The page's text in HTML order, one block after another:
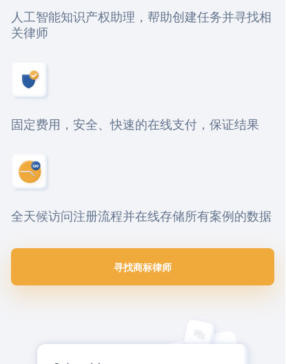
人工智能知识产权助理，帮助创建任务并寻找相
关律师
固定费用，安全、快速的在线支付，保证结果
全天候访问注册流程并在线存储所有案例的数据
寻找商标律师